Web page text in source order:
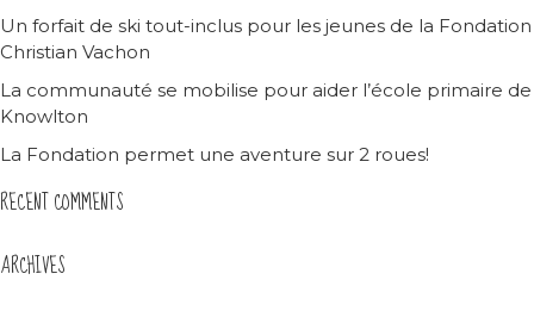
Un forfait de ski tout-inclus pour les jeunes de la Fondation
Christian Vachon
La communauté se mobilise pour aider l’école primaire de
Knowlton
La Fondation permet une aventure sur 2 roues!
RECENT COMMENTS
ARCHIVES